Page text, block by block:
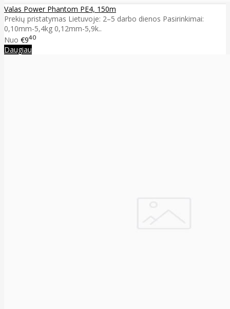
Valas Power Phantom PE4, 150m
Prekių pristatymas Lietuvoje: 2–5 darbo dienos Pasirinkimai:
0,10mm-5,4kg 0,12mm-5,9k..
Nuo €940
Daugiau